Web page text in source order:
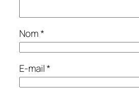
Nom*
E-mail*